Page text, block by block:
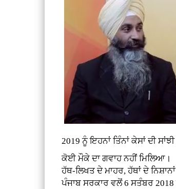
2019 ਨੂੰ ਇਹਨਾਂ ਤਿੰਨਾਂ ਕੇਸਾਂ ਦੀ
ਕੋਈ ਮੌਕੇ ਦਾ ਗਵਾਹ ਨਹੀਂ ਮਿਲਿਆ।
ਹੱਥ-ਲਿਖਤ ਦੇ ਮਾਹਰ, ਹੱਥਾਂ ਦੇ
ਪੰਜਾਬ ਸਰਕਾਰ ਵਲੋਂ 6 ਸਤੰਬਰ